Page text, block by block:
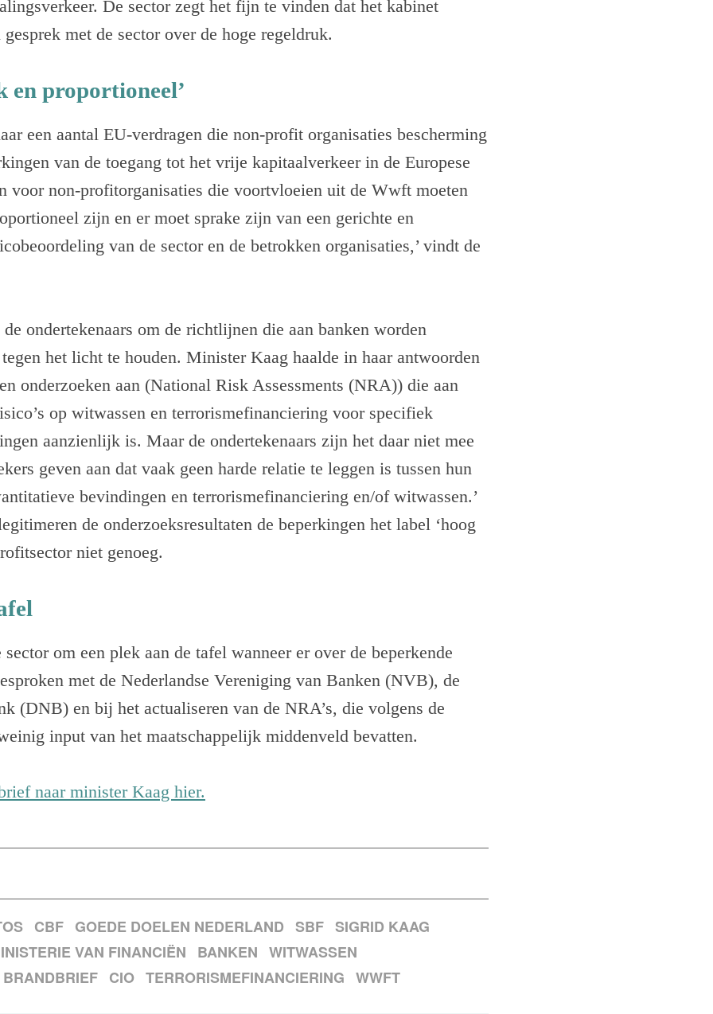
De sector zegt het fijn te vinden dat het kabinet
met de sector over de hoge regeldruk.
en proportioneel’
een aantal EU-verdragen die non-profit organisaties bescherming
van de toegang tot het vrije kapitaalverkeer in de Europese
voor non-profitorganisaties die voortvloeien uit de Wwft moeten
zijn en er moet sprake zijn van een gerichte en
van de sector en de betrokken organisaties,’ vindt de
ondertekenaars om de richtlijnen die aan banken worden
het licht te houden. Minister Kaag haalde in haar antwoorden
onderzoeken aan (National Risk Assessments (NRA)) die aan
op witwassen en terrorismefinanciering voor specifiek
aanzienlijk is. Maar de ondertekenaars zijn het daar niet mee
geven aan dat vaak geen harde relatie te leggen is tussen hun
bevindingen en terrorismefinanciering en/of witwassen.’
de onderzoeksresultaten de beperkingen het label ‘hoog
niet genoeg.
om een plek aan de tafel wanneer er over de beperkende
met de Nederlandse Vereniging van Banken (NVB), de
(DNB) en bij het actualiseren van de NRA’s, die volgens de
input van het maatschappelijk middenveld bevatten.
naar minister Kaag hier.
CBF GOEDE DOELEN NEDERLAND SBF SIGRID KAAG
VAN FINANCIËN
BANKEN WITWASSEN
BRANDBRIEF CIO TERRORISMEFINANCIERING WWFT